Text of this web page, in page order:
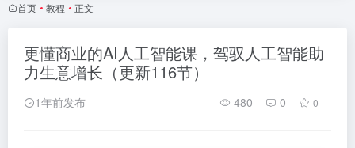
首页 • 教程 • 正文
更懂商业的AI人工智能课，驾驭人工智能助
力生意增长（更新116节）
1年前发布 480 0 0